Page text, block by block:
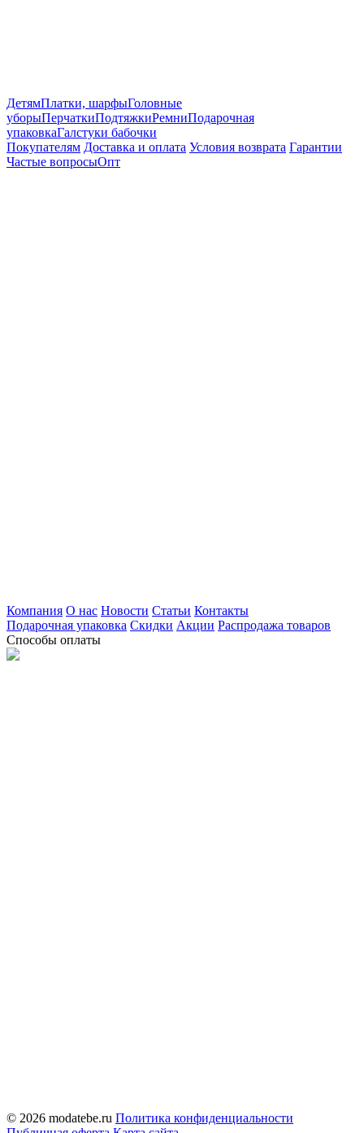
ДетямПлатки, шарфыГоловные
уборыПерчаткиПодтяжкиРемниПодарочная
упаковкаГалстуки бабочки
Покупателям Доставка и оплата Условия возврата Гарантии
Частые вопросыОпт
Компания О нас Новости Статьи Контакты
Подарочная упаковка Скидки Акции Распродажа товаров
Способы оплаты
© 2026 modatebe.ru Политика конфиденциальности